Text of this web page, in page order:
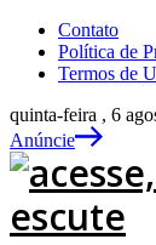
Contato
Política de
Termos de
quinta-feira , 6
Anúncie